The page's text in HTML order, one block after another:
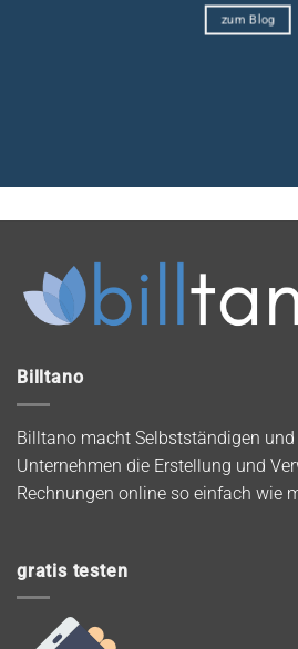
zum Blog
Billtano
Billtano macht Selbstständigen
Unternehmen die Erstellung und
Rechnungen online so einfach wie
gratis testen